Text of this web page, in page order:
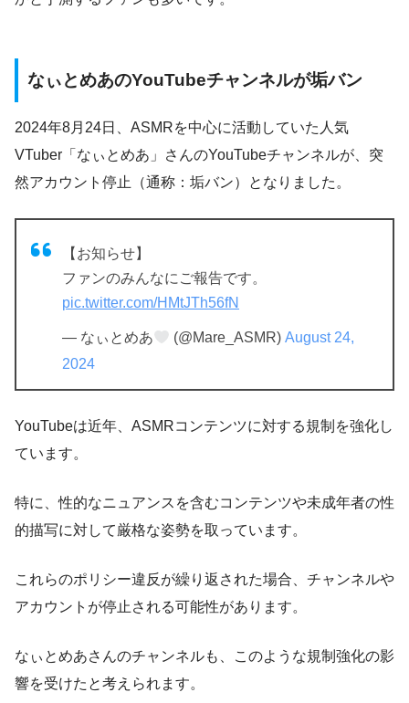
なぃとめあのYouTubeチャンネルが垢バン
​2024年8月24日、ASMRを中心に活動していた人気
VTuber「なぃとめあ」さんのYouTubeチャンネルが、突
然アカウント停止（通称：垢バン）となりました。
【お知らせ】
ファンのみんなにご報告です。
pic.twitter.com/HMtJTh56fN
— なぃとめあ (@Mare_ASMR)August 24,
2024
YouTubeは近年、ASMRコンテンツに対する規制を強化し
ています。
​特に、性的なニュアンスを含むコンテンツや未成年者の性
的描写に対して厳格な姿勢を取っています。​
これらのポリシー違反が繰り返された場合、チャンネルや
アカウントが停止される可能性があります。 ​
なぃとめあさんのチャンネルも、このような規制強化の影
響を受けたと考えられます。